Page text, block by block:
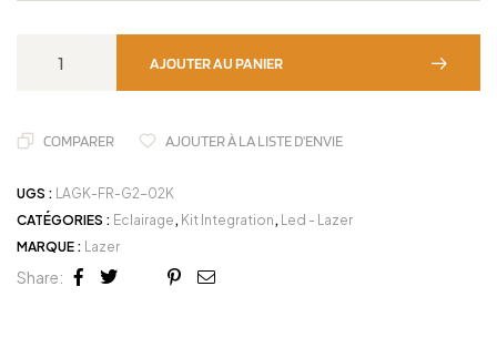
AJOUTER AU PANIER
COMPARER AJOUTER À LA LISTE D'ENVIE
UGS : LAGK-FR-G2-02K
CATÉGORIES : Eclairage, Kit Integration, Led - Lazer
MARQUE : Lazer
Share:
Facebook
TwitterLinkedin
Google+
Pinterest
Email